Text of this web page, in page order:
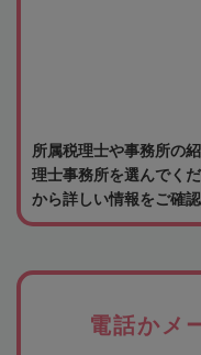
所属税理士や事務所の
理士事務所を選んでく
から詳しい情報をご確認
電話かメ